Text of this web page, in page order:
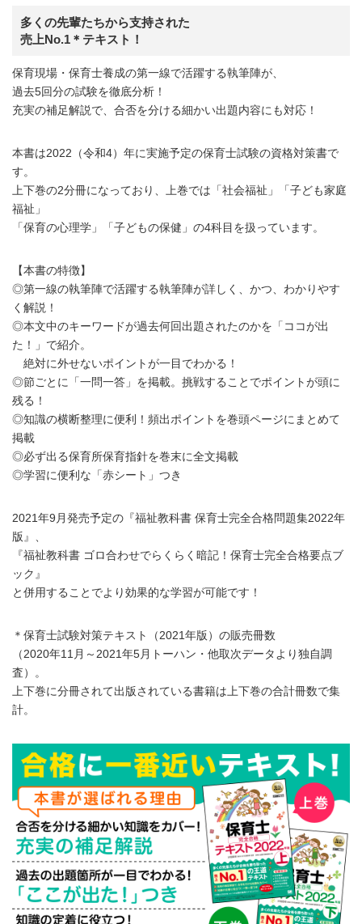
多くの先輩たちから支持された
売上No.1＊テキスト！
保育現場・保育士養成の第一線で活躍する執筆陣が、
過去5回分の試験を徹底分析！
充実の補足解説で、合否を分ける細かい出題内容にも対応！
本書は2022（令和4）年に実施予定の保育士試験の資格対策書で
す。
上下巻の2分冊になっており、上巻では「社会福祉」「子ども家庭
福祉」
「保育の心理学」「子どもの保健」の4科目を扱っています。
【本書の特徴】
◎第一線の執筆陣で活躍する執筆陣が詳しく、かつ、わかりやす
く解説！
◎本文中のキーワードが過去何回出題されたのかを「ココが出
た！」で紹介。
絶対に外せないポイントが一目でわかる！
◎節ごとに「一問一答」を掲載。挑戦することでポイントが頭に
残る！
◎知識の横断整理に便利！頻出ポイントを巻頭ページにまとめて
掲載
◎必ず出る保育所保育指針を巻末に全文掲載
◎学習に便利な「赤シート」つき
2021年9月発売予定の『福祉教科書 保育士完全合格問題集2022年
版』、
『福祉教科書 ゴロ合わせでらくらく暗記！保育士完全合格要点ブ
ック』
と併用することでより効果的な学習が可能です！
＊保育士試験対策テキスト（2021年版）の販売冊数
（2020年11月～2021年5月トーハン・他取次データより独自調
査）。
上下巻に分冊されて出版されている書籍は上下巻の合計冊数で集
計。